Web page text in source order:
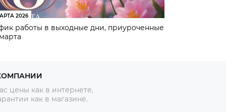
2026
работы в выходные дни, приуроченные
цены как в интернете,
как в магазине.